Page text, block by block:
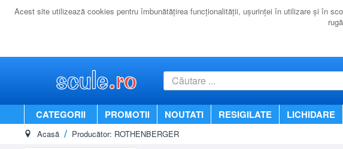
Acest site utilizează cookies pentru îmbunătăţirea funcţionalităţii, uşurinţei în utilizare şi în
CATEGORII PROMOTII NOUTATI RESIGILATE LICHIDARE
Acasă
Producător: ROTHENBERGER